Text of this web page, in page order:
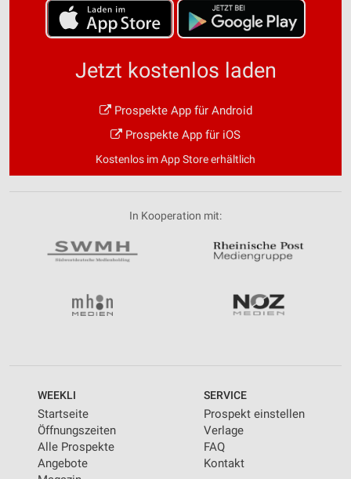
Jetzt kostenlos laden
Prospekte App für Android
Prospekte App für iOS
Kostenlos im App Store erhältlich
In Kooperation mit:
WEEKLI
Startseite
Öffnungszeiten
Alle Prospekte
Angebote
SERVICE
Prospekt einstellen
Verlage
FAQ
Kontakt